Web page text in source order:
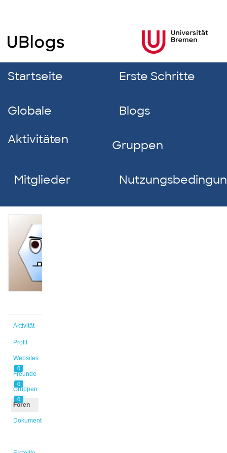
Startseite Erste Schritte
Globale
Aktivitäten
Blogs
Gruppen
Mitglieder
Aktivität
Profil
Websites
0
Freunde
0
Gruppen
0
Foren
Dokumente